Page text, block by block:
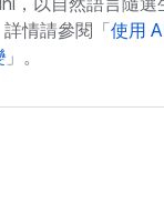
，以自然語言隨
情請參閱「 使用
」。